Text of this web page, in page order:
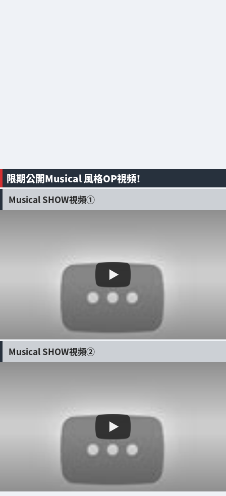
限期公開Musical 風格OP視頻！
Musical SHOW視頻①
Musical SHOW視頻②